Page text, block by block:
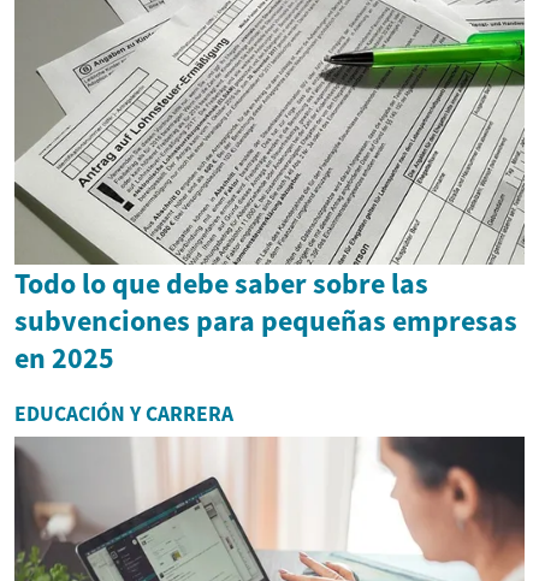
Todo lo que debe saber sobre las
subvenciones para pequeñas empresas
en 2025
EDUCACIÓN Y CARRERA